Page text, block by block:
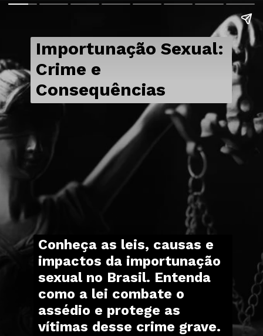
Importunação Sexual:
Crime e
Consequências
Conheça as leis, causas e
impactos da importunação
sexual no Brasil. Entenda
como a lei combate o
assédio e protege as
vítimas desse crime grave.